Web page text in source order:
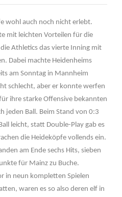
wohl auch noch nicht erlebt.
mit leichten Vorteilen für die
Athletics das vierte Inning mit
Dabei machte Heidenheims
am Sonntag in Mannheim
schlecht, aber er konnte werfen
ihre starke Offensive bekannten
jeden Ball. Beim Stand von 0:3
leicht, statt Double-Play gab es
die Heideköpfe vollends ein.
am Ende sechs Hits, sieben
für Mainz zu Buche.
in neun kompletten Spielen
waren es so also deren elf in